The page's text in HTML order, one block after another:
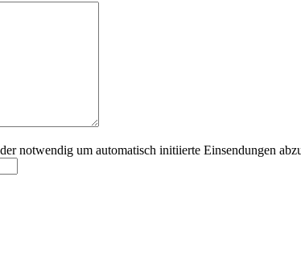
notwendig um automatisch initiierte Einsendungen